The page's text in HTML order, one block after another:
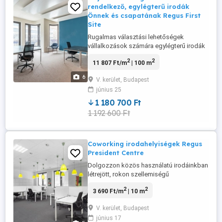
6
rendelkező, egylégterű irodák
Önnek és csapatának Regus First
Site
Rugalmas választási lehetőségek
vállalkozások számára egylégterű irodák
függetlenül. Egylégterű irodák 15 személy
későbbiekben akár több helyet is
igényelhet vagy másik helyszínre
költözhet bárhova is szólítja a munkája.
Találja ...
11 807 Ft/m2| 100 m2
V. kerület, Budapest
június 25
1 180 700 Ft
1 192 600 Ft
Coworking irodahelyiségek Regus
President Centre
Dolgozzon közös használatú irodáinkban
létrejött, rokon szellemiségű
közös munkavégzést szem előtt tartva
gondoskodtunk. Foglaljon egy saját
asztalt, vagy ha a helyzet úgy hozza,
3 690 Ft/m2| 10 m2
V. kerület, Budapest
június 17